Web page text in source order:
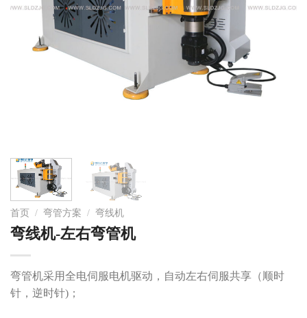
首页 / 弯管方案 / 弯线机
弯线机-左右弯管机
弯管机采用全电伺服电机驱动，自动左右伺服共享（顺时
针，逆时针)；